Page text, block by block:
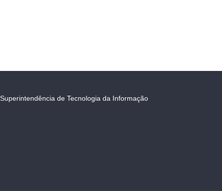
Superintendência de Tecnologia da Informação